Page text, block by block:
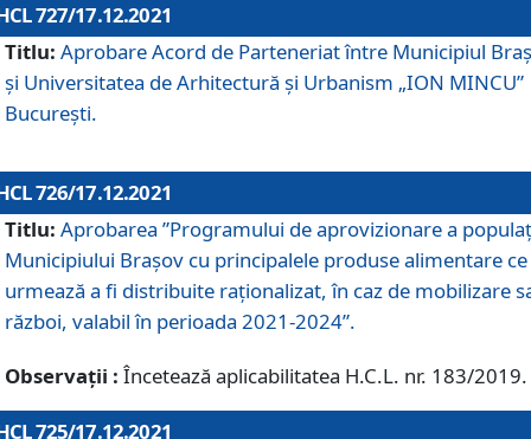
727/17.12.2021
Titlu: Aprobare Acord de Parteneriat între Municipiul
și Universitatea de Arhitectură și Urbanism „ION MINCU”
București.
726/17.12.2021
Titlu: Aprobarea ”Programului de aprovizionare a
Municipiului Braşov cu principalele produse alimentare ce
urmează a fi distribuite raționalizat, în caz de mobilizare
război, valabil în perioada 2021-2024”.
Observații : Încetează aplicabilitatea H.C.L. nr. 183/2019.
725/17.12.2021